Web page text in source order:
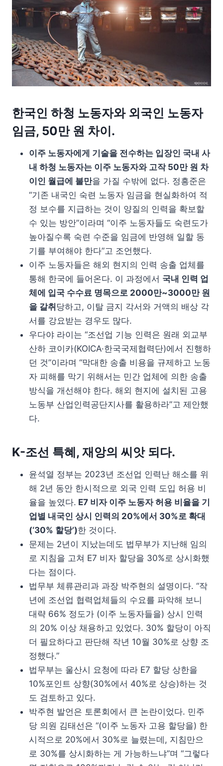
한국인 하청 노동자와 외국인 노동자
임금, 50만 원 차이.
이주 노동자에게 기술을 전수하는 입장인 국내 사
내 하청 노동자는 이주 노동자와 고작 50만 원 차
이인 월급에 불만을 가질 수밖에 없다. 정흥준은
“기존 내국인 숙련 노동자 임금을 현실화하여 적
정 보수를 지급하는 것이 양질의 인력을 확보할
수 있는 방안”이라며 “이주 노동자들도 숙련도가
높아질수록 숙련 수준을 임금에 반영해 일할 동
기를 부여해야 한다”고 조언했다.
이주 노동자들은 해외 현지의 인력 송출 업체를
통해 한국에 들어온다. 이 과정에서 국내 인력 업
체에 입국 수수료 명목으로 2000만~3000만 원
을 갈취 당하고, 이탈 금지 각서와 거액의 배상 각
서를 강요받는 경우도 많다.
우다야 라이는 “조선업 기능 인력은 원래 외교부
산하 코이카(KOICA·한국국제협력단)에서 진행하
던 것”이라며 “막대한 송출 비용을 규제하고 노동
자 피해를 막기 위해서는 민간 업체에 의한 송출
방식을 개선해야 한다. 해외 현지에 설치된 고용
노동부 산업인력공단지사를 활용하라”고 제안했
다.
K-조선 특혜, 재앙의 씨앗 되다.
윤석열 정부는 2023년 조선업 인력난 해소를 위
해 2년 동안 한시적으로 외국 인력 도입 허용 비
율을 높였다. E7 비자 이주 노동자 허용 비율을 기
업별 내국인 상시 인력의 20%에서 30%로 확대
(‘30% 할당’)한 것이다.
문제는 2년이 지났는데도 법무부가 지난해 임의
로 지침을 고쳐 E7 비자 할당을 30%로 상시화했
다는 점이다.
법무부 체류관리과 과장 박주현의 설명이다. “작
년에 조선업 협력업체들의 수요를 파악해 보니
대략 66% 정도가 (이주 노동자들을) 상시 인력
의 20% 이상 채용하고 있었다. 30% 할당이 아직
더 필요하다고 판단해 작년 10월 30%로 상향 조
정했다.”
법무부는 울산시 요청에 따라 E7 할당 상한을
10%포인트 상향(30%에서 40%로 상승)하는 것
도 검토하고 있다.
박주현 발언은 토론회에서 큰 논란이었다. 민주
당 의원 김태선은 “(이주 노동자 고용 할당을) 한
시적으로 20%에서 30%로 늘렸는데, 지침만으
로 30%를 상시화하는 게 가능하느냐”며 “그렇다